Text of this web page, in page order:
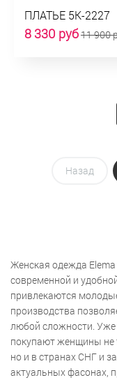
ПЛАТЬЕ 5К-2227
8 330 руб11 900
Назад
Женская одежда Elema
современной и
привлекаются
производства
любой сложности. Уже
покупают женщины не
но и в странах СНГ и
актуальных фасонах,